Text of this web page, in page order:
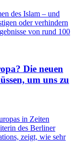
des Islam – und
oder verhindern
von rund 100
Die neuen
um uns zu
in Zeiten
des Berliner
zeigt, wie sehr